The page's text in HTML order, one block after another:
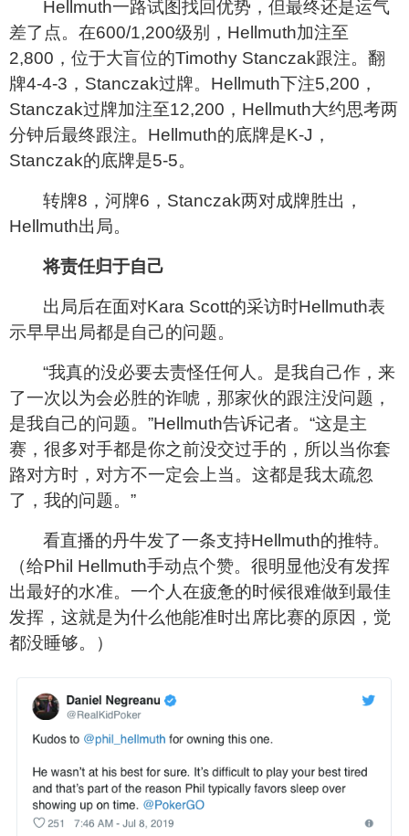
Hellmuth一路试图找回优势，但最终还是运气
差了点。在600/1,200级别，Hellmuth加注至
2,800，位于大盲位的Timothy Stanczak跟注。翻
牌4-4-3，Stanczak过牌。Hellmuth下注5,200，
Stanczak过牌加注至12,200，Hellmuth大约思考两
分钟后最终跟注。Hellmuth的底牌是K-J，
Stanczak的底牌是5-5。
转牌8，河牌6，Stanczak两对成牌胜出，
Hellmuth出局。
将责任归于自己
出局后在面对Kara Scott的采访时Hellmuth表
示早早出局都是自己的问题。
“我真的没必要去责怪任何人。是我自己作，来
了一次以为会必胜的诈唬，那家伙的跟注没问题，
是我自己的问题。”Hellmuth告诉记者。“这是主
赛，很多对手都是你之前没交过手的，所以当你套
路对方时，对方不一定会上当。这都是我太疏忽
了，我的问题。”
看直播的丹牛发了一条支持Hellmuth的推特。
（给Phil Hellmuth手动点个赞。很明显他没有发挥
出最好的水准。一个人在疲惫的时候很难做到最佳
发挥，这就是为什么他能准时出席比赛的原因，觉
都没睡够。）